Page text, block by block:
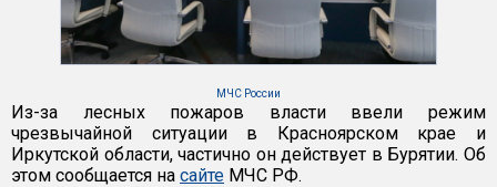
МЧС России
Из-за лесных пожаров власти ввели режим
чрезвычайной ситуации в Красноярском крае и
Иркутской области, частично он действует в Бурятии. Об
этом сообщается на сайте МЧС РФ.